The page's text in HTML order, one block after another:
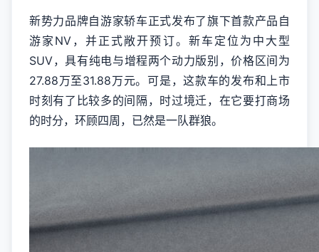
新势力品牌自游家轿车正式发布了旗下首款产品自
游家NV，并正式敞开预订。新车定位为中大型
SUV，具有纯电与增程两个动力版别，价格区间为
27.88万至31.88万元。可是，这款车的发布和上市
时刻有了比较多的间隔，时过境迁，在它要打商场
的时分，环顾四周，已然是一队群狼。